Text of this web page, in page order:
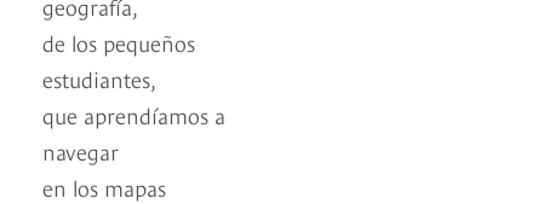
de los pequeños
estudiantes,
que aprendíamos a
navegar
en los mapas